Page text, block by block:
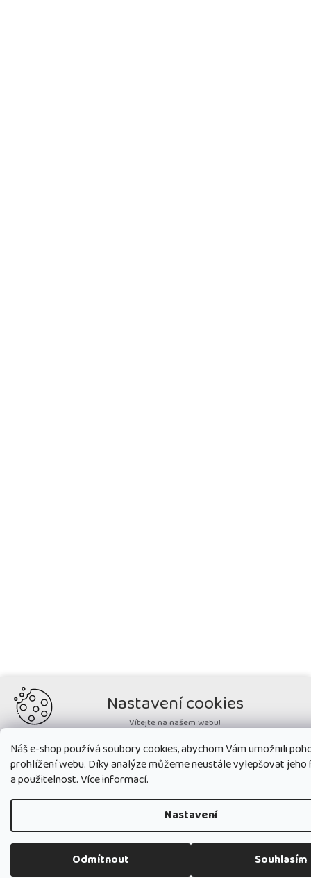
Náš e-shop používá soubory cookies, abychom Vám umožnili
prohlížení webu. Díky analýze můžeme neustále vylepšovat jeho
a použitelnost.Více informací.
Nastavení
Odmítnout Souhlasím
Nastavení cookies
Vítejte na našem webu!
Potřebujeme nastavit cookies a související technologie, aby
zobrazovaný obsah odpovídal vašim potřebám a vy na webu nalezli
přesně to, co potřebujete. Soubory cookies používané na našem webu
nikdy neslouží ke zjišťování totožnosti uživatelů stránek
Nastavit